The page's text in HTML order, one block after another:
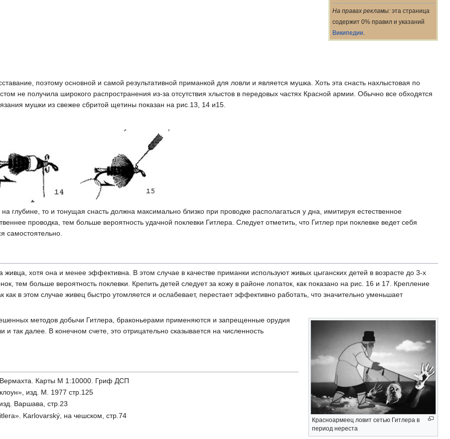
На правах рекламы: эта страница
содержит 0% правил и указаний
Википедии
поэтому основной и самой результативной приманкой для ловли и является мушка. Хоть эта снасть нахлыстовая по
не получила широкого распространения из-за отсутствия хлыстов в передовых частях Красной армии. Обычно все обходятся
мушки из свежее сбритой щетины показан на рис.13, 14 и15.
глубине, то и тонущая снасть должна максимально близко при проводке располагаться у дна, имитируя естественное
проводка, тем больше вероятность удачной поклевки Гитлера. Следует отметить, что Гитлер при поклевке ведет себя
самостоятельно.
хотя она и менее эффективна. В этом случае в качестве приманки используют живых цыганских детей в возрасте до 3-х
тем больше вероятность поклевки. Крепить детей следует за кожу в районе лопаток, как показано на рис. 16 и 17. Крепление
как в этом случае живец быстро утомляется и ослабевает, перестает эффективно работать, что значительно уменьшает
Красноармеец ловит сетью Гитлера в
период нереста
методов добычи Гитлера, браконьерами применяются и запрещенные орудия
и так далее. В конечном счете, это отрицательно сказывается на численность
Карты М 1:10000. Гриф ДСП
изд. М. 1977 стр.125
Варшава, стр.23
Karlovarský, на чешском, стр.74